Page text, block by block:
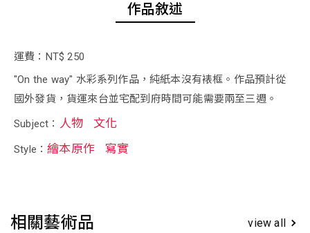
作品敘述
運費：NT$ 250
"On the way" 水彩系列作品，純紙本沒有裱框。作品預計從
國外發貨，貨運來台並宅配到府時間可能需要兩至三週。
Subject： 人物 文化
Style：繪本原作 寫實
相關藝術品 view all